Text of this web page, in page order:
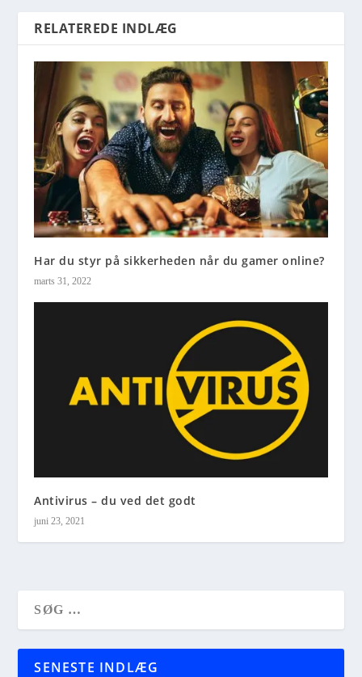
RELATEREDE INDLÆG
Har du styr på sikkerheden når du gamer online?
marts 31, 2022
Antivirus – du ved det godt
juni 23, 2021
SENESTE INDLÆG